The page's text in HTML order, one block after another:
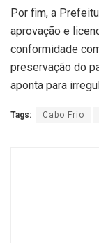
Por fim, a
aprovação e
conformidade
preservação do
aponta para
Tags: Cabo Frio